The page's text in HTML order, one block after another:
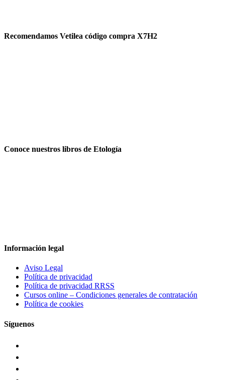
Recomendamos Vetilea código compra X7H2
Conoce nuestros libros de Etología
Información legal
Aviso Legal
Política de privacidad
Política de privacidad RRSS
Cursos online – Condiciones generales de contratación
Política de cookies
Síguenos